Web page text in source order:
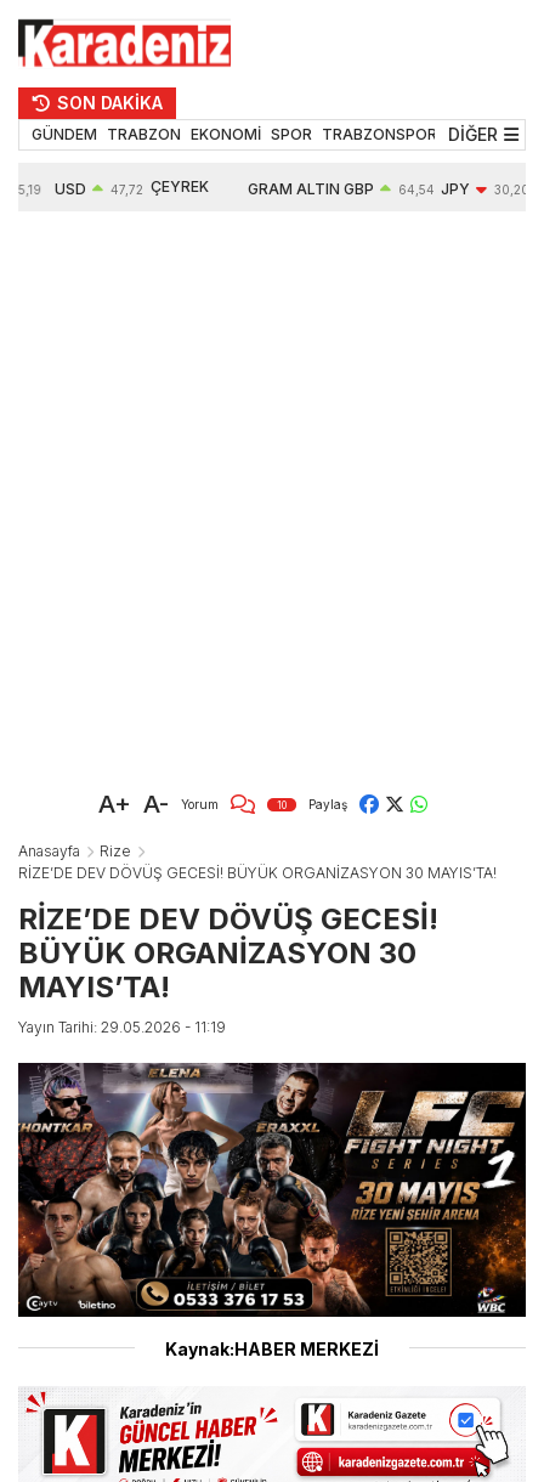
SON DAKİKA
GÜNDEM TRABZON EKONOMİ SPOR TRABZONSPOR TEKNOLOJİ
DİĞER
55,19 USD 47,72 ÇEYREK GRAM ALTIN GBP 64,54 JPY 30,20
A+ A- Yorum 10 Paylaş
Anasayfa
Rize
RİZE’DE DEV DÖVÜŞ GECESİ! BÜYÜK ORGANİZASYON 30 MAYIS’TA!
RİZE’DE DEV DÖVÜŞ GECESİ!
BÜYÜK ORGANİZASYON 30
MAYIS’TA!
Yayın Tarihi: 29.05.2026 - 11:19
Kaynak:HABER MERKEZİ